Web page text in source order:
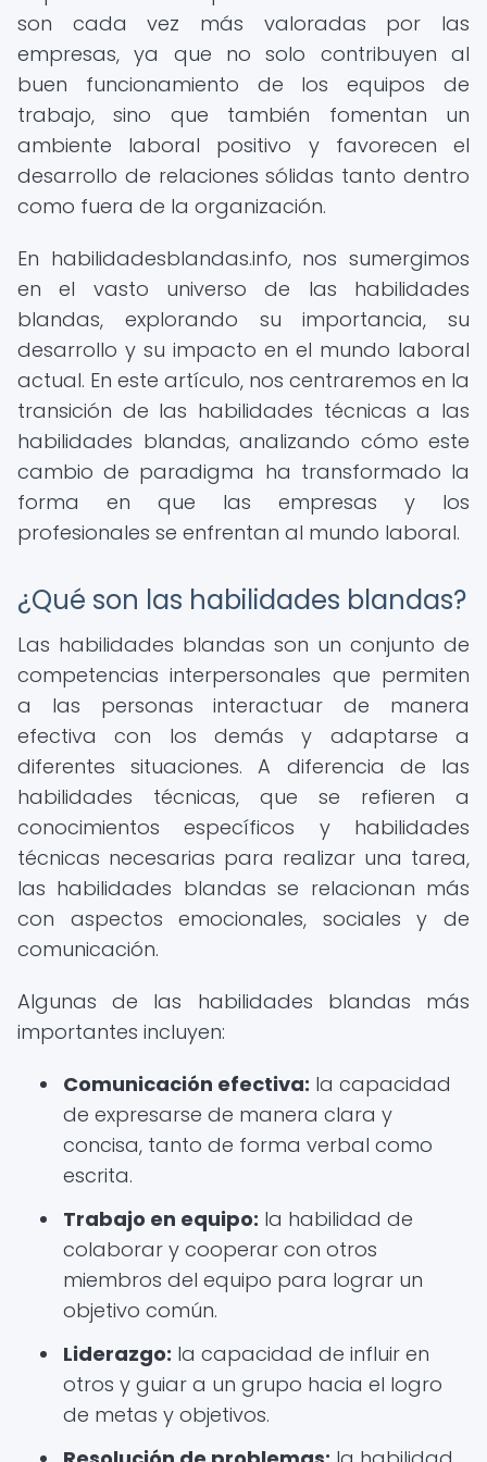
son cada vez más valoradas por las
empresas, ya que no solo contribuyen al
buen funcionamiento de los equipos de
trabajo, sino que también fomentan un
ambiente laboral positivo y favorecen el
desarrollo de relaciones sólidas tanto dentro
como fuera de la organización.
En habilidadesblandas.info, nos sumergimos
en el vasto universo de las habilidades
blandas, explorando su importancia, su
desarrollo y su impacto en el mundo laboral
actual. En este artículo, nos centraremos en la
transición de las habilidades técnicas a las
habilidades blandas, analizando cómo este
cambio de paradigma ha transformado la
forma en que las empresas y los
profesionales se enfrentan al mundo laboral.
¿Qué son las habilidades blandas?
Las habilidades blandas son un conjunto de
competencias interpersonales que permiten
a las personas interactuar de manera
efectiva con los demás y adaptarse a
diferentes situaciones. A diferencia de las
habilidades técnicas, que se refieren a
conocimientos específicos y habilidades
técnicas necesarias para realizar una tarea,
las habilidades blandas se relacionan más
con aspectos emocionales, sociales y de
comunicación.
Algunas de las habilidades blandas más
importantes incluyen:
Comunicación efectiva: la capacidad
de expresarse de manera clara y
concisa, tanto de forma verbal como
escrita.
Trabajo en equipo: la habilidad de
colaborar y cooperar con otros
miembros del equipo para lograr un
objetivo común.
Liderazgo: la capacidad de influir en
otros y guiar a un grupo hacia el logro
de metas y objetivos.